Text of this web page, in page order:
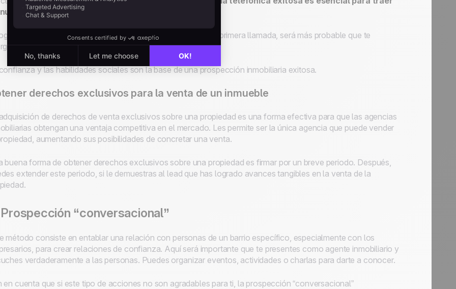
inmueble!
crear una sensación de confianza con el lead desde la primera llamada, será más probable que te
la propiedad frente a otros agentes inmobiliarios.
y las habilidades sociales son la base de una prospección inmobiliaria exitosa.
derechos exclusivos para la venta de un inmueble
de derechos de venta exclusivos sobre una propiedad es una forma efectiva para que las agencias
obtengan una ventaja competitiva en el mercado. Les permite ser la única agencia que puede vender
aumentando sus posibilidades de concretar una venta.
buena forma de obtener derechos exclusivos sobre una propiedad es firmar por un breve periodo. Después,
extender este periodo, si le demuestras al lead que has logrado avances tangibles en la venta de la
“conversacional”
método consiste en entablar una relación con personas de un barrio específico, especialmente con los
para crear relaciones de confianza. Aquí será importante que te presentes como agente inmobiliario y
verdaderamente a las personas. Puedes organizar eventos, actividades o charlas para darte a conocer.
en cuenta que si este tipo de acciones no son agradables para ti, la prospección “conversacional”